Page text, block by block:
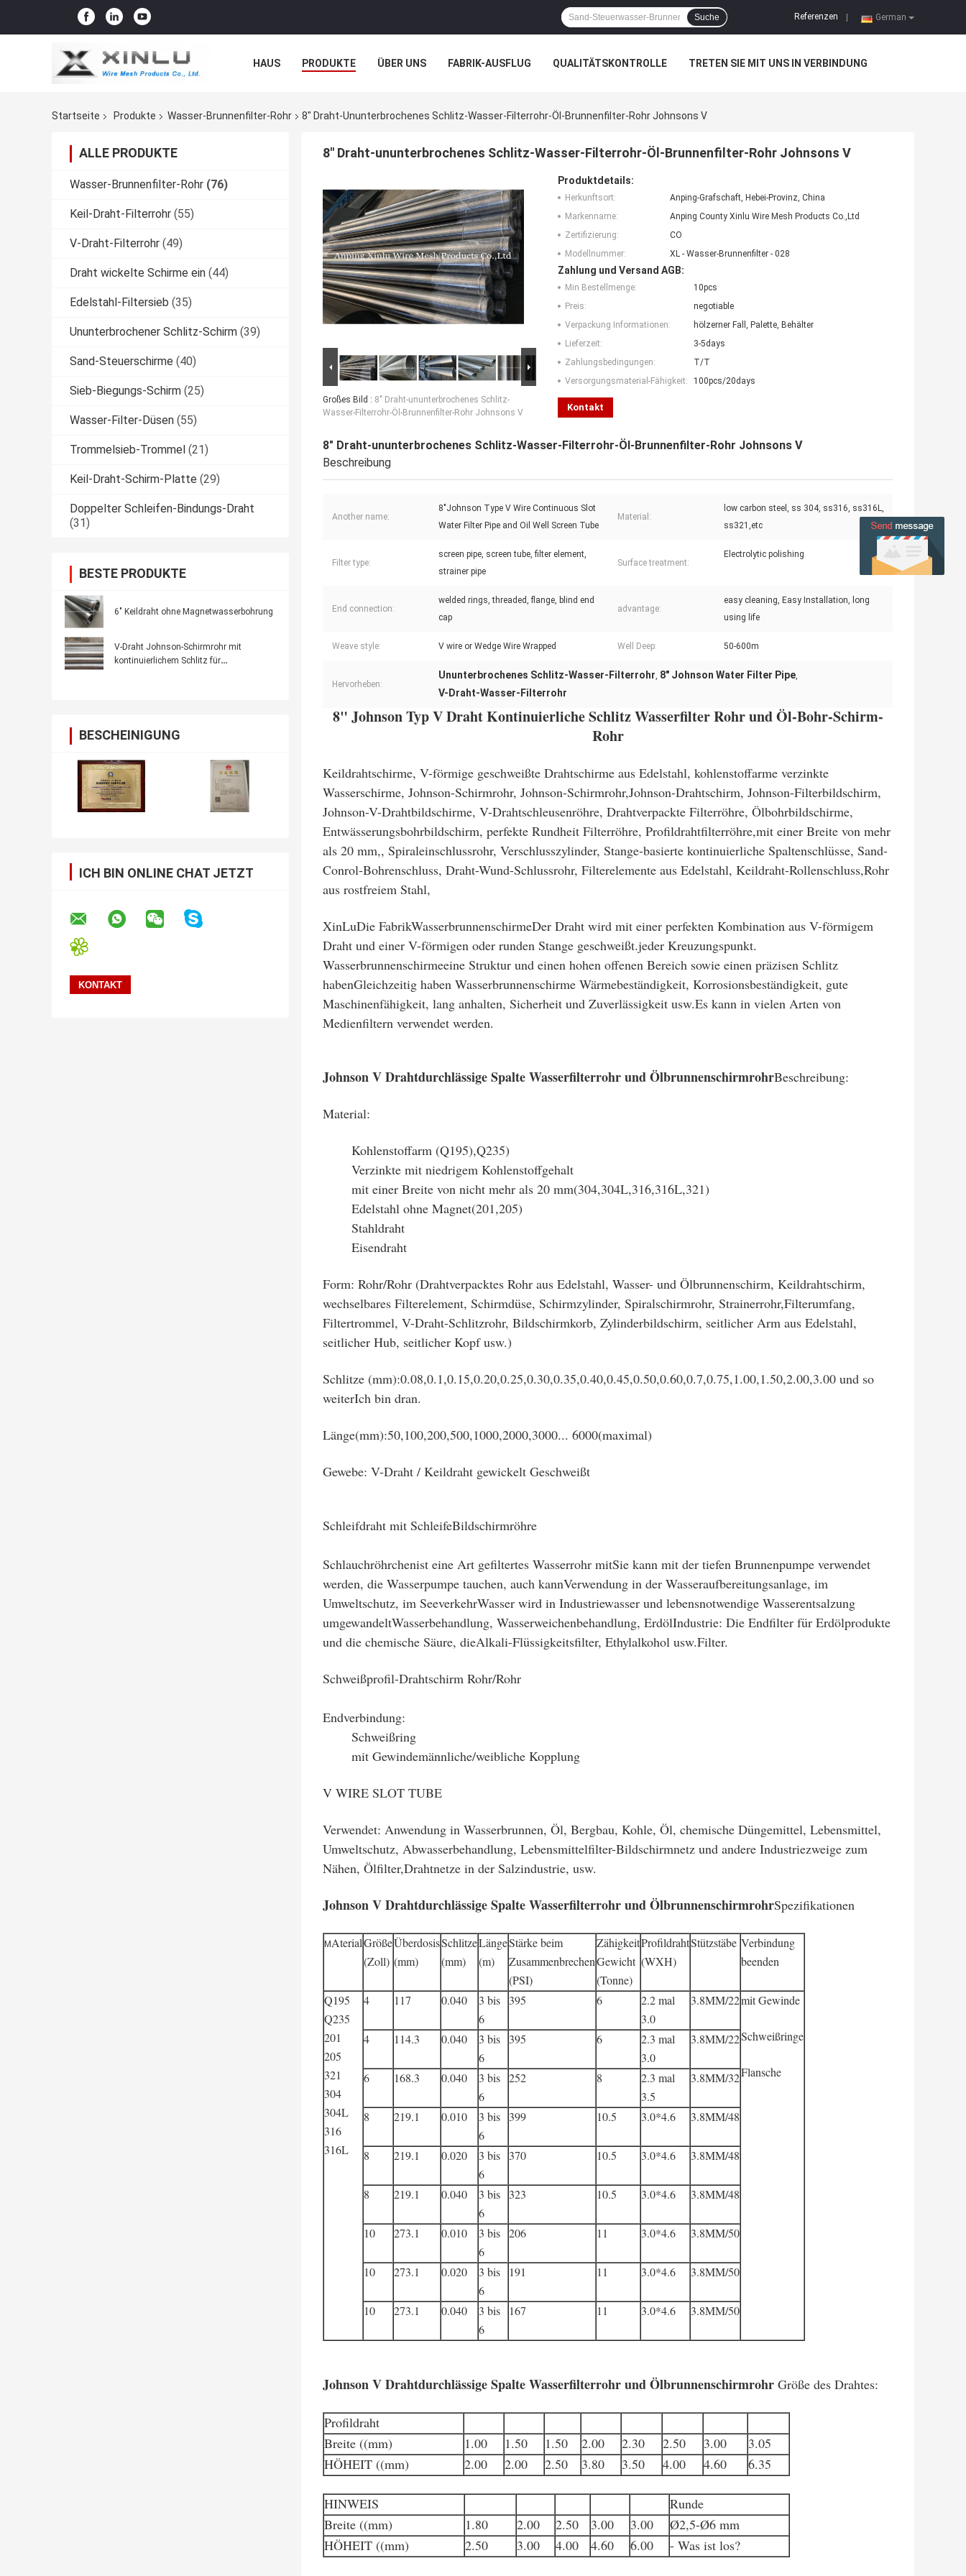
German
Referenzen
Suche
HAUS PRODUKTE ÜBER UNS FABRIK-AUSFLUG QUALITÄTSKONTROLLE TRETEN SIE MIT UNS IN VERBINDUNG
Startseite
Produkte Wasser-Brunnenfilter-Rohr 8" Draht-Ununterbrochenes Schlitz-Wasser-Filterrohr-Öl-Brunnenfilter-Rohr Johnsons V
ALLE PRODUKTE
Wasser-Brunnenfilter-Rohr (76)
Keil-Draht-Filterrohr (55)
V-Draht-Filterrohr (49)
Draht wickelte Schirme ein (44)
Edelstahl-Filtersieb (35)
Ununterbrochener Schlitz-Schirm (39)
Sand-Steuerschirme (40)
Sieb-Biegungs-Schirm (25)
Wasser-Filter-Düsen (55)
Trommelsieb-Trommel (21)
Keil-Draht-Schirm-Platte (29)
Doppelter Schleifen-Bindungs-Draht
(31)
BESTE PRODUKTE
6" Keildraht ohne Magnetwasserbohrung
V-Draht Johnson-Schirmrohr mit
kontinuierlichem Schlitz für
BESCHEINIGUNG
ICH BIN ONLINE CHAT JETZT
8" Draht-ununterbrochenes Schlitz-Wasser-Filterrohr-Öl-Brunnenfilter-Rohr Johnsons V
Großes Bild : 8" Draht-ununterbrochenes Schlitz-
Wasser-Filterrohr-Öl-Brunnenfilter-Rohr Johnsons V
Produktdetails:
Herkunftsort:
Anping-Grafschaft, Hebei-Provinz, China
Markenname:
Anping County Xinlu Wire Mesh Products Co.,Ltd
Zertifizierung:
CO
Modellnummer:
XL - Wasser-Brunnenfilter - 028
Zahlung und Versand AGB:
Min Bestellmenge:
10pcs
Preis:
negotiable
Verpackung Informationen:
hölzerner Fall, Palette, Behälter
Lieferzeit:
3-5days
Zahlungsbedingungen:
T/T
Versorgungsmaterial-Fähigkeit:
100pcs/20days
Kontakt
8" Draht-ununterbrochenes Schlitz-Wasser-Filterrohr-Öl-Brunnenfilter-Rohr Johnsons V
Beschreibung
Another name:
8"Johnson Type V Wire Continuous Slot
Water Filter Pipe and Oil Well Screen Tube
Material:
low carbon steel, ss 304, ss316, ss316L,
ss321,etc
Filter type:
screen pipe, screen tube, filter element,
strainer pipe
Surface treatment:
Electrolytic polishing
End connection:
welded rings, threaded, flange, blind end
cap
advantage:
easy cleaning, Easy Installation, long
using life
Weave style: V wire or Wedge Wire Wrapped Well Deep: 50-600m
Hervorheben:
Ununterbrochenes Schlitz-Wasser-Filterrohr, 8" Johnson Water Filter Pipe,
V-Draht-Wasser-Filterrohr
8" Johnson Typ V Draht Kontinuierliche Schlitz Wasserfilter Rohr und Öl-Bohr-Schirm-
Rohr
Keildrahtschirme, V-förmige geschweißte Drahtschirme aus Edelstahl, kohlenstoffarme verzinkte
Wasserschirme, Johnson-Schirmrohr, Johnson-Schirmrohr,Johnson-Drahtschirm, Johnson-Filterbildschirm,
Johnson-V-Drahtbildschirme, V-Drahtschleusenröhre, Drahtverpackte Filterröhre, Ölbohrbildschirme,
Entwässerungsbohrbildschirm, perfekte Rundheit Filterröhre, Profildrahtfilterröhre,mit einer Breite von mehr
als 20 mm,, Spiraleinschlussrohr, Verschlusszylinder, Stange-basierte kontinuierliche Spaltenschlüsse, Sand-
Conrol-Bohrenschluss, Draht-Wund-Schlussrohr, Filterelemente aus Edelstahl, Keildraht-Rollenschluss,Rohr
aus rostfreiem Stahl,
XinLuDie FabrikWasserbrunnenschirmeDer Draht wird mit einer perfekten Kombination aus V-förmigem
Draht und einer V-förmigen oder runden Stange geschweißt.jeder Kreuzungspunkt.
Wasserbrunnenschirmeeine Struktur und einen hohen offenen Bereich sowie einen präzisen Schlitz
habenGleichzeitig haben Wasserbrunnenschirme Wärmebeständigkeit, Korrosionsbeständigkeit, gute
Maschinenfähigkeit, lang anhalten, Sicherheit und Zuverlässigkeit usw.Es kann in vielen Arten von
Medienfiltern verwendet werden.
Johnson V Drahtdurchlässige Spalte Wasserfilterrohr und ÖlbrunnenschirmrohrBeschreibung:
Material:
Kohlenstoffarm (Q195),Q235)
Verzinkte mit niedrigem Kohlenstoffgehalt
mit einer Breite von nicht mehr als 20 mm(304,304L,316,316L,321)
Edelstahl ohne Magnet(201,205)
Stahldraht
Eisendraht
Form: Rohr/Rohr (Drahtverpacktes Rohr aus Edelstahl, Wasser- und Ölbrunnenschirm, Keildrahtschirm,
wechselbares Filterelement, Schirmdüse, Schirmzylinder, Spiralschirmrohr, Strainerrohr,Filterumfang,
Filtertrommel, V-Draht-Schlitzrohr, Bildschirmkorb, Zylinderbildschirm, seitlicher Arm aus Edelstahl,
seitlicher Hub, seitlicher Kopf usw.)
Schlitze (mm):0.08,0.1,0.15,0.20,0.25,0.30,0.35,0.40,0.45,0.50,0.60,0.7,0.75,1.00,1.50,2.00,3.00 und so
weiterIch bin dran.
Länge(mm):50,100,200,500,1000,2000,3000... 6000(maximal)
Gewebe: V-Draht / Keildraht gewickelt Geschweißt
Schleifdraht mit SchleifeBildschirmröhre
Schlauchröhrchenist eine Art gefiltertes Wasserrohr mitSie kann mit der tiefen Brunnenpumpe verwendet
werden, die Wasserpumpe tauchen, auch kannVerwendung in der Wasseraufbereitungsanlage, im
Umweltschutz, im SeeverkehrWasser wird in Industriewasser und lebensnotwendige Wasserentsalzung
umgewandeltWasserbehandlung, Wasserweichenbehandlung, ErdölIndustrie: Die Endfilter für Erdölprodukte
und die chemische Säure, dieAlkali-Flüssigkeitsfilter, Ethylalkohol usw.Filter.
Schweißprofil-Drahtschirm Rohr/Rohr
Endverbindung:
Schweißring
mit Gewindemännliche/weibliche Kopplung
V WIRE SLOT TUBE
Verwendet: Anwendung in Wasserbrunnen, Öl, Bergbau, Kohle, Öl, chemische Düngemittel, Lebensmittel,
Umweltschutz, Abwasserbehandlung, Lebensmittelfilter-Bildschirmnetz und andere Industriezweige zum
Nähen, Ölfilter,Drahtnetze in der Salzindustrie, usw.
Johnson V Drahtdurchlässige Spalte Wasserfilterrohr und ÖlbrunnenschirmrohrSpezifikationen
MAterialGröße
(Zoll)
Überdosis
(mm)
Schlitze
(mm)
Länge
(m)
Stärke beim
Zusammenbrechen
(PSI)
Zähigkeit
Gewicht
(Tonne)
Profildraht
(WXH)
Stützstäbe Verbindung
beenden
Q195
Q235
201
205
321
304
304L
316
316L
4 117 0.040
3 bis
6
395 6
2.2 mal
3.0
3.8MM/22mit Gewinde
Schweißringe
Flansche
4 114.3 0.040
3 bis
6
395 6
2.3 mal
3.0
3.8MM/22
6 168.3 0.040
3 bis
6
252 8
2.3 mal
3.5
3.8MM/32
8 219.1 0.010
3 bis
6
399 10.5 3.0*4.6 3.8MM/48
8 219.1 0.020
3 bis
6
370 10.5 3.0*4.6 3.8MM/48
8 219.1 0.040
3 bis
6
323 10.5 3.0*4.6 3.8MM/48
10 273.1 0.010
3 bis
6
206 11 3.0*4.6 3.8MM/50
10 273.1 0.020
3 bis
6
191 11 3.0*4.6 3.8MM/50
10 273.1 0.040
3 bis
6
167 11 3.0*4.6 3.8MM/50
Johnson V Drahtdurchlässige Spalte Wasserfilterrohr und Ölbrunnenschirmrohr Größe des Drahtes:
Profildraht
Breite ((mm)
1.00 1.50 1.50 2.00 2.30 2.50 3.00
3.05
HÖHEIT ((mm)
2.00 2.00 2.50 3.80 3.50 4.00 4.60 6.35
HINWEIS
Runde
Breite ((mm)
1.80 2.00 2.50 3.00 3.00
Ø2,5-Ø6 mm
HÖHEIT ((mm)
2.50 3.00 4.00 4.60 6.00 - Was ist los?